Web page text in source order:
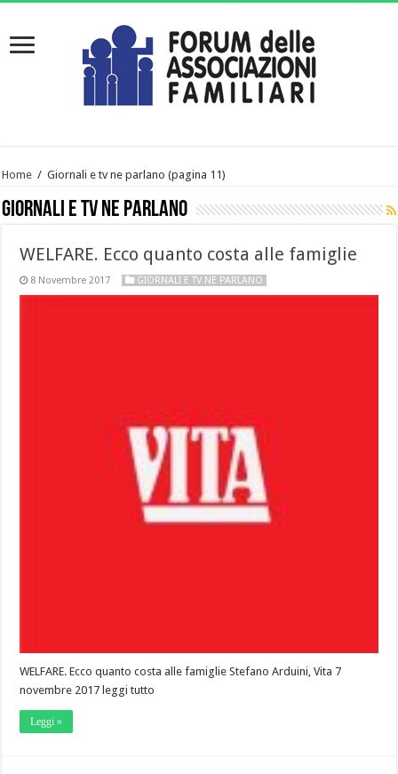
Home / Giornali e tv ne parlano (pagina 11)
Giornali e tv ne parlano
WELFARE. Ecco quanto costa alle famiglie
8 Novembre 2017 GIORNALI E TV NE PARLANO
WELFARE. Ecco quanto costa alle famiglie Stefano Arduini, Vita 7
novembre 2017 leggi tutto
Leggi »